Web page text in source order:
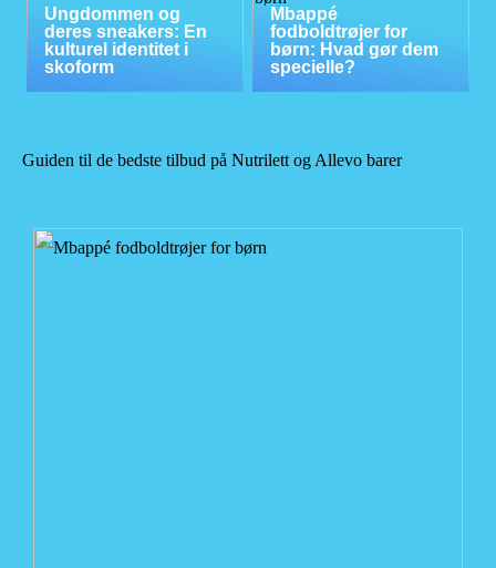
Ungdommen og
deres sneakers: En
kulturel identitet i
skoform
Mbappé
fodboldtrøjer for
børn: Hvad gør dem
specielle?
Guiden til de bedste tilbud på Nutrilett og Allevo barer